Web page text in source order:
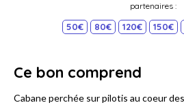
partenaires :
50€ 80€ 120€ 150€
Ce bon comprend
Cabane perchée sur pilotis au coeur